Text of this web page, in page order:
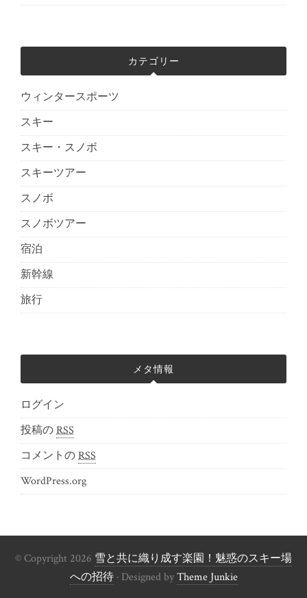
カテゴリー
ウィンタースポーツ
スキー
スキー・スノボ
スキーツアー
スノボ
スノボツアー
宿泊
新幹線
旅行
メタ情報
ログイン
投稿のRSS
コメントのRSS
WordPress.org
© Copyright 2026 雪と共に織り成す楽園！魅惑のスキー場
への招待· Designed byTheme Junkie